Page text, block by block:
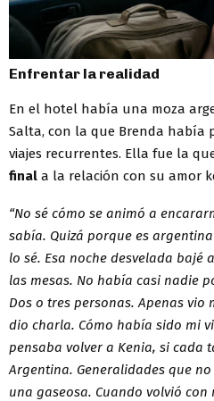
Enfrentar la realidad
En el hotel había una moza
Salta, con la que Brenda había
viajes recurrentes. Ella fue la
final a la relación con su amor
“No sé cómo se animó a
sabía. Quizá porque es
lo sé. Esa noche desvelada bajé
las mesas. No había casi nadie
Dos o tres personas. Apenas vio
dio charla. Cómo había sido mi
pensaba volver a Kenia, si cada
Argentina. Generalidades que
una gaseosa. Cuando volvió